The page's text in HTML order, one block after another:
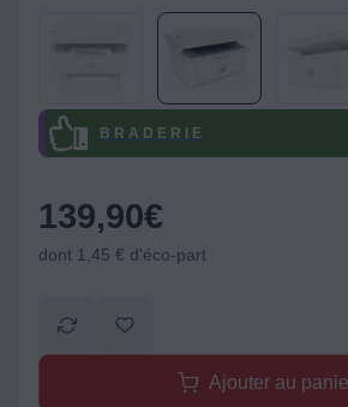
B R A D E R I E
139,90€
dont 1,45 € d'éco-part
Ajouter au